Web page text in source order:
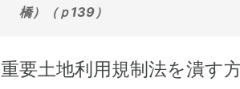
橋）（ｐ139）
重要土地利用規制法を潰す